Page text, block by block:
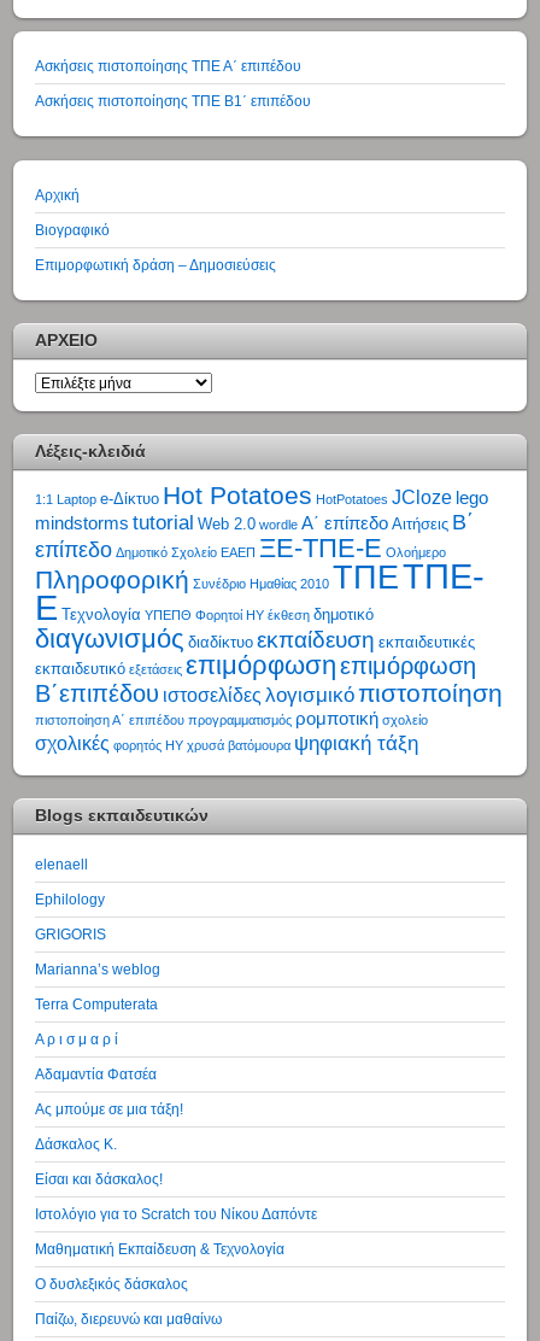
Ασκήσεις πιστοποίησης ΤΠΕ Α΄ επιπέδου
Ασκήσεις πιστοποίησης ΤΠΕ Β1΄ επιπέδου
Αρχική
Βιογραφικό
Επιμορφωτική δράση – Δημοσιεύσεις
ΑΡΧΕΙΟ
ΑΡΧΕΙΟ
Λέξεις-κλειδιά
1:1 Laptop e-Δίκτυο Hot Potatoes HotPotatoes JCloze lego
mindstorms tutorial Web 2.0 wordle Α΄ επίπεδο Αιτήσεις Β΄
επίπεδο Δημοτικό Σχολείο ΕΑΕΠ ΞΕ-ΤΠΕ-Ε Ολοήμερο
Πληροφορική Συνέδριο Ημαθίας 2010 ΤΠΕΤΠΕ-
Ε Τεχνολογία ΥΠΕΠΘ Φορητοί ΗΥ έκθεση δημοτικό
διαγωνισμός διαδίκτυο εκπαίδευση εκπαιδευτικές
εκπαιδευτικό εξετάσεις επιμόρφωσηεπιμόρφωση
Β΄επιπέδου ιστοσελίδες λογισμικόπιστοποίηση
πιστοποίηση Α΄ επιπέδου προγραμματισμός ρομποτική σχολείο
σχολικές φορητός ΗΥ χρυσά βατόμουρα ψηφιακή τάξη
Blogs εκπαιδευτικών
elenaell
Ephilology
GRIGORIS
Marianna’s weblog
Terra Computerata
Α ρ ι σ μ α ρ ί
Αδαμαντία Φατσέα
Ας μπούμε σε μια τάξη!
Δάσκαλος Κ.
Είσαι και δάσκαλος!
Ιστολόγιο για το Scratch του Νίκου Δαπόντε
Μαθηματική Εκπαίδευση & Τεχνολογία
Ο δυσλεξικός δάσκαλος
Παίζω, διερευνώ και μαθαίνω